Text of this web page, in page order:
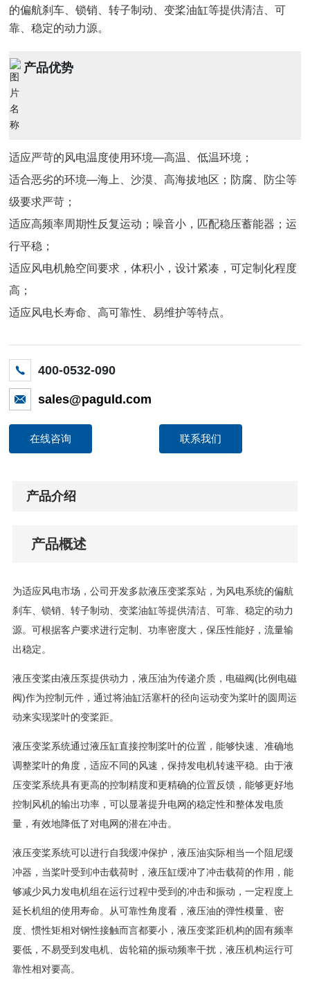
的偏航刹车、锁销、转子制动、变桨油缸等提供清洁、可
靠、稳定的动力源。
产品优势
适应严苛的风电温度使用环境—高温、低温环境；
适合恶劣的环境—海上、沙漠、高海拔地区；防腐、防尘等
级要求严苛；
适应高频率周期性反复运动；噪音小，匹配稳压蓄能器；运
行平稳；
适应风电机舱空间要求，体积小，设计紧凑，可定制化程度
高；
适应风电长寿命、高可靠性、易维护等特点。
400-0532-090
sales@paguld.com
在线咨询 联系我们
产品介绍
产品概述
为适应风电市场，公司开发多款液压变桨泵站，为风电系统的偏航
刹车、锁销、转子制动、变桨油缸等提供清洁、可靠、稳定的动力
源。可根据客户要求进行定制、功率密度大，保压性能好，流量输
出稳定。
液压变桨由液压泵提供动力，液压油为传递介质，电磁阀(比例电磁
阀)作为控制元件，通过将油缸活塞杆的径向运动变为桨叶的圆周运
动来实现桨叶的变桨距。
液压变桨系统通过液压缸直接控制桨叶的位置，能够快速、准确地
调整桨叶的角度，适应不同的风速，保持发电机转速平稳。由于液
压变桨系统具有更高的控制精度和更精确的位置反馈，能够更好地
控制风机的输出功率，可以显著提升电网的稳定性和整体发电质
量，有效地降低了对电网的潜在冲击。
液压变桨系统可以进行自我缓冲保护，液压油实际相当一个阻尼缓
冲器，当桨叶受到冲击载荷时，液压缸缓冲了冲击载荷的作用，能
够减少风力发电机组在运行过程中受到的冲击和振动，一定程度上
延长机组的使用寿命。从可靠性角度看，液压油的弹性模量、密
度、惯性矩相对钢性接触而言都要小，液压变桨距机构的固有频率
要低，不易受到发电机、齿轮箱的振动频率干扰，液压机构运行可
靠性相对要高。